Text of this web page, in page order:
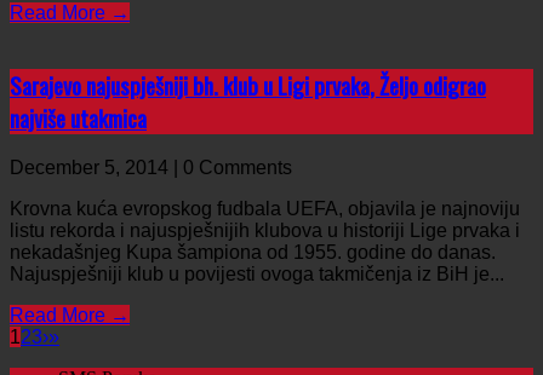
Read More →
Sarajevo najuspješniji bh. klub u Ligi prvaka, Željo odigrao
najviše utakmica
December 5, 2014 | 0 Comments
Krovna kuća evropskog fudbala UEFA, objavila je najnoviju
listu rekorda i najuspješnijih klubova u historiji Lige prvaka i
nekadašnjeg Kupa šampiona od 1955. godine do danas.
Najuspješniji klub u povijesti ovoga takmičenja iz BiH je...
Read More →
123›»